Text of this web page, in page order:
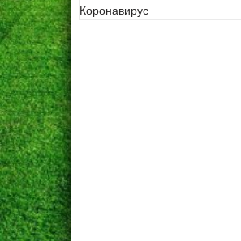
Коронавирус